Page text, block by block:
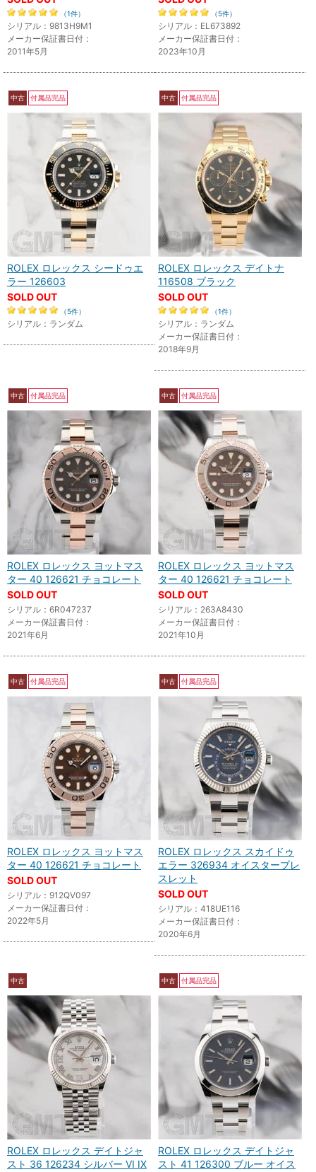
（1件）
シリアル：9813H9M1
メーカー保証書日付：
2011年5月
（5件）
シリアル：EL673892
メーカー保証書日付：
2023年10月
中古 付属品完品
ROLEX ロレックス シードゥエ
ラー 126603
SOLD OUT
（5件）
シリアル：ランダム
中古 付属品完品
ROLEX ロレックス デイトナ
116508 ブラック
SOLD OUT
（1件）
シリアル：ランダム
メーカー保証書日付：
2018年9月
中古 付属品完品
ROLEX ロレックス ヨットマス
ター 40 126621 チョコレート
SOLD OUT
シリアル：6R047237
メーカー保証書日付：
2021年6月
中古 付属品完品
ROLEX ロレックス ヨットマス
ター 40 126621 チョコレート
SOLD OUT
シリアル：263A8430
メーカー保証書日付：
2021年10月
中古 付属品完品
ROLEX ロレックス ヨットマス
ター 40 126621 チョコレート
SOLD OUT
シリアル：912QV097
メーカー保証書日付：
2022年5月
中古 付属品完品
ROLEX ロレックス スカイドゥ
エラー 326934 オイスターブレ
スレット
SOLD OUT
シリアル：418UE116
メーカー保証書日付：
2020年6月
中古
ROLEX ロレックス デイトジャ
スト 36 126234 シルバー VI IX
中古 付属品完品
ROLEX ロレックス デイトジャ
スト 41 126300 ブルー オイス